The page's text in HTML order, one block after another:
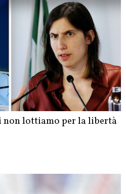
non lottiamo per la libertà